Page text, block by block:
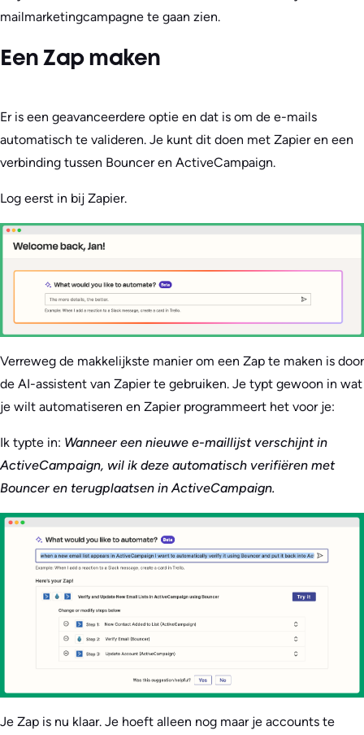
mailmarketingcampagne te gaan zien.
Een Zap maken
Er is een geavanceerdere optie en dat is om de e-mails
automatisch te valideren. Je kunt dit doen met Zapier en een
verbinding tussen Bouncer en ActiveCampaign.
Log eerst in bij Zapier.
Verreweg de makkelijkste manier om een Zap te maken is door
de AI-assistent van Zapier te gebruiken. Je typt gewoon in wat
je wilt automatiseren en Zapier programmeert het voor je:
Ik typte in: Wanneer een nieuwe e-maillijst verschijnt in
ActiveCampaign, wil ik deze automatisch verifiëren met
Bouncer en terugplaatsen in ActiveCampaign.
Je Zap is nu klaar. Je hoeft alleen nog maar je accounts te